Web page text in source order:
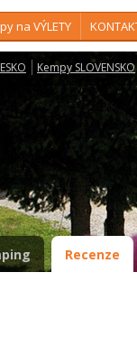
na VÝLETY
Kempy SLOVENSKO
Recenze